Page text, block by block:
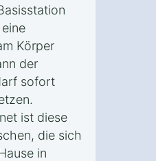
Körper
der
sofort
ist diese
die sich
in